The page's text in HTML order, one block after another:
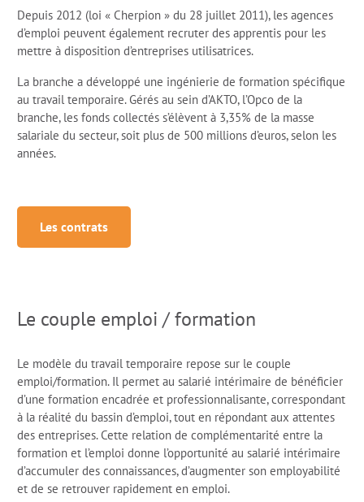
Depuis 2012 (loi « Cherpion » du 28 juillet 2011), les agences
d’emploi peuvent également recruter des apprentis pour les
mettre à disposition d’entreprises utilisatrices.
La branche a développé une ingénierie de formation spécifique
au travail temporaire. Gérés au sein d’AKTO, l’Opco de la
branche, les fonds collectés s’élèvent à 3,35% de la masse
salariale du secteur, soit plus de 500 millions d’euros, selon les
années.
Les contrats
Le couple emploi / formation
Le modèle du travail temporaire repose sur le couple
emploi/formation. Il permet au salarié intérimaire de bénéficier
d’une formation encadrée et professionnalisante, correspondant
à la réalité du bassin d’emploi, tout en répondant aux attentes
des entreprises. Cette relation de complémentarité entre la
formation et l’emploi donne l’opportunité au salarié intérimaire
d’accumuler des connaissances, d’augmenter son employabilité
et de se retrouver rapidement en emploi.